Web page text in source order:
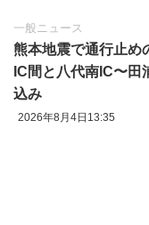
一般ニュース
熊本地震で通行止め
IC間と八代南IC〜
込み
2026年8月4日13:35